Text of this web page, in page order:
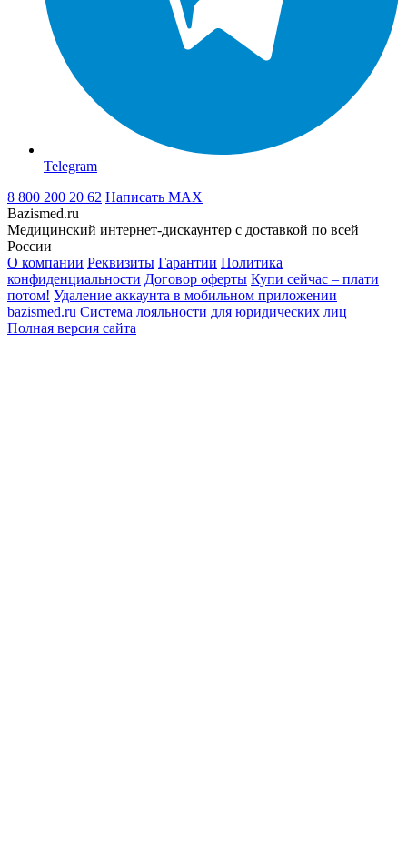
Telegram
8 800 200 20 62 Написать MAX
Bazismed.ru
Медицинский интернет-дискаунтер с доставкой по всей
России
О компании Реквизиты Гарантии Политика
конфиденциальности Договор оферты Купи сейчас – плати
потом! Удаление аккаунта в мобильном приложении
bazismed.ru Система лояльности для юридических лиц
Полная версия сайта